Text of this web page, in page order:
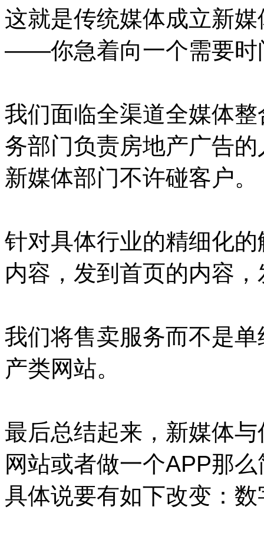
这就是传统媒体成立新
——你急着向一个需要时
我们面临全渠道全媒体
务部门负责房地产广告
新媒体部门不许碰客户。
针对具体行业的精细化
内容，发到首页的内容
我们将售卖服务而不是
产类网站。
最后总结起来，新媒体
网站或者做一个APP那
具体说要有如下改变：